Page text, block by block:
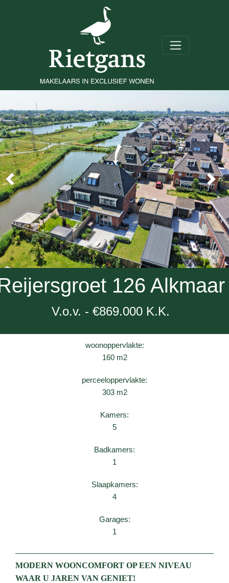
126 Alkmaar
V.o.v. - €869.000 K.K.
woonoppervlakte:
160 m2
perceeloppervlakte:
303 m2
Kamers:
5
Badkamers:
1
Slaapkamers:
4
Garages:
1
MODERN WOONCOMFORT OP EEN NIVEAU
WAAR U JAREN VAN GENIET!